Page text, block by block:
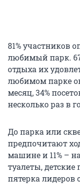
81% участников
любимый парк.
отдыха их
любимом парке
месяц, 34%
несколько раз в
До парка или
предпочитают
машине и 11% –
туалеты,
пятерка лидеров